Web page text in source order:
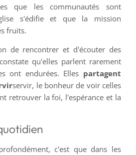
que les communautés sont
s'édifie et que la mission
fruits.
de rencontrer et d'écouter des
qu'elles parlent rarement
ont endurées. Elles partagent
servir, le bonheur de voir celles
retrouver la foi, l'espérance et la
c'est que dans les